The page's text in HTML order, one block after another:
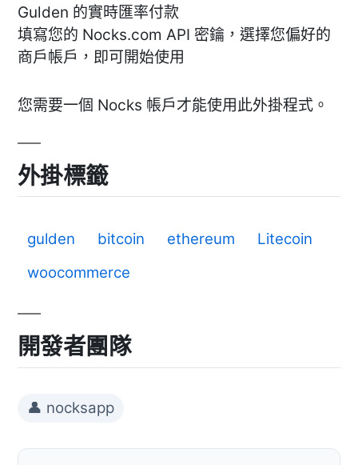
Gulden 的實時匯率付款
填寫您的 Nocks.com API 密鑰，選擇您偏好的
商戶帳戶，即可開始使用
您需要一個 Nocks 帳戶才能使用此外掛程式。
外掛標籤
gulden bitcoin ethereum
Litecoin
woocommerce
開發者團隊
👤 nocksapp